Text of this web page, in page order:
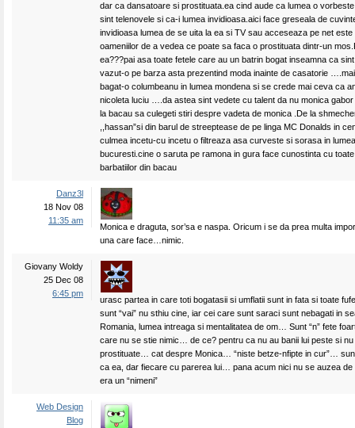
dar ca dansatoare si prostituata.ea cind aude ca lumea o
sint telenovele si ca-i lumea invidioasa.aici face greseala de
invidioasa lumea de se uita la ea si TV sau acceseaza pe net
oameniilor de a vedea ce poate sa faca o prostituata dintr-un
ea???pai asa toate fetele care au un batrin bogat inseamna ca
vazut-o pe barza asta prezentind moda inainte de casatorie
bagat-o columbeanu in lumea mondena si se crede mai ceva ca
nicoleta luciu ….da astea sint vedete cu talent da nu monica
la bacau sa culegeti stiri despre vadeta de monica .De la
,,hassan”si din barul de streeptease de pe linga MC Donalds in
culmea incetu-cu incetu o filtreaza asa curveste si sorasa in
bucuresti.cine o saruta pe ramona in gura face cunostinta cu
barbatiilor din bacau
Danz3l
18 Nov 08
11:35 am
Monica e draguta, sor’sa e naspa. Oricum i se da prea multa
una care face…nimic.
Giovany Woldy
25 Dec 08
6:45 pm
urasc partea in care toti bogatasii si umflatii sunt in fata si toate
sunt “vai” nu sthiu cine, iar cei care sunt saraci sunt nebagati in
Romania, lumea intreaga si mentalitatea de om… Sunt “n” fete
care nu se stie nimic… de ce? pentru ca nu au banii lui peste si
prostituate… cat despre Monica… “niste betze-nfipte in cur”…
ca ea, dar fiecare cu parerea lui… pana acum nici nu se auzea de
era un “nimeni”
Web Design
Blog